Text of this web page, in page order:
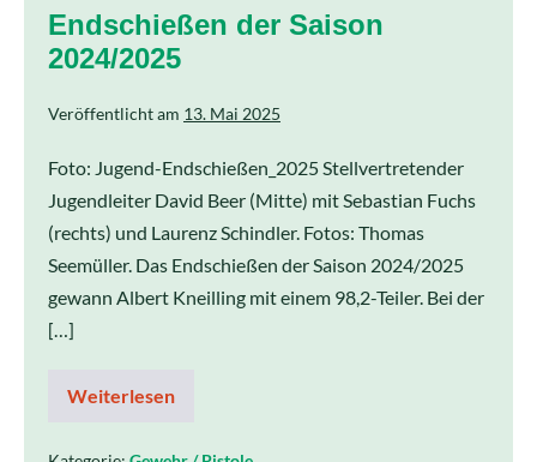
Endschießen der Saison
2024/2025
Veröffentlicht am 13. Mai 2025
Foto: Jugend-Endschießen_2025 Stellvertretender
Jugendleiter David Beer (Mitte) mit Sebastian Fuchs
(rechts) und Laurenz Schindler. Fotos: Thomas
Seemüller. Das Endschießen der Saison 2024/2025
gewann Albert Kneilling mit einem 98,2-Teiler. Bei der
[…]
Weiterlesen